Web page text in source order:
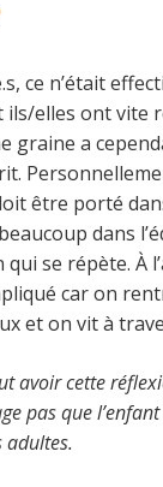
ce n’était
ils/elles ont vite
graine a
être porté
dans
se répète. À
car on
et on vit à
avoir cette
pas que
adultes.